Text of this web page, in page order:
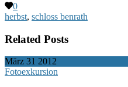
0
herbst, schloss benrath
Related Posts
März 31 2012
Fotoexkursion